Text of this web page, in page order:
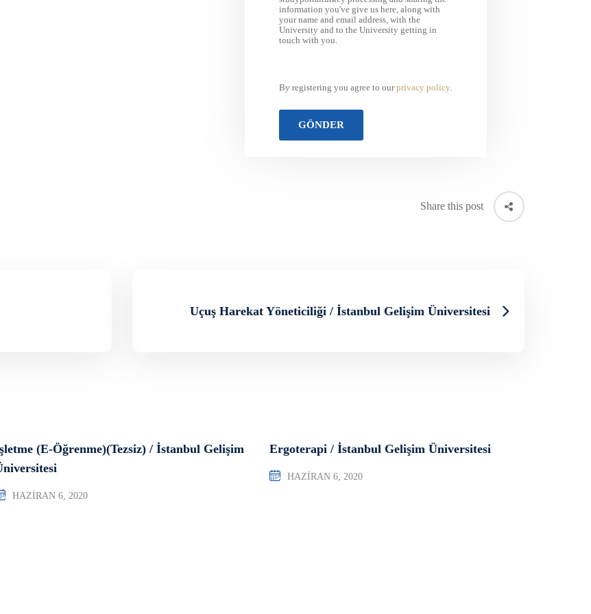
information you've give us here, along with
your name and email address, with the
University and to the University getting in
touch with you.
By registering you agree to ourprivacy policy.
Share this post
Uçuş Harekat Yöneticiliği / İstanbul Gelişim Üniversitesi
(E-Öğrenme)(Tezsiz) / İstanbul Gelişim
HAZIRAN 6, 2020
Ergoterapi / İstanbul Gelişim Üniversitesi
HAZIRAN 6, 2020